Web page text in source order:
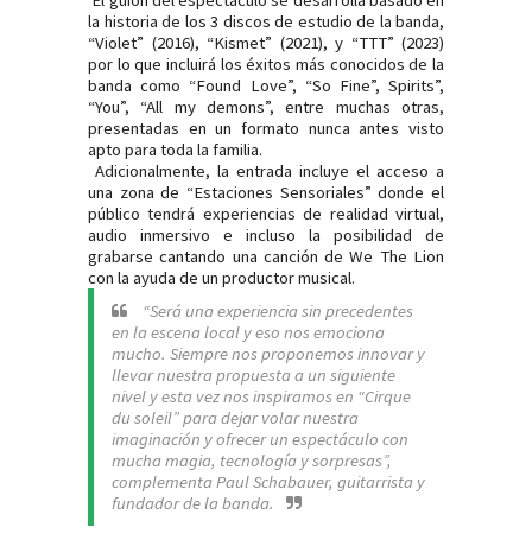
la historia de los 3 discos de estudio de la banda,
“Violet” (2016), “Kismet” (2021), y “TTT” (2023)
por lo que incluirá los éxitos más conocidos de la
banda como “Found Love”, “So Fine”, Spirits”,
“You”, “All my demons”, entre muchas otras,
presentadas en un formato nunca antes visto
apto para toda la familia.
Adicionalmente, la entrada incluye el acceso a
una zona de “Estaciones Sensoriales” donde el
público tendrá experiencias de realidad virtual,
audio inmersivo e incluso la posibilidad de
grabarse cantando una canción de We The Lion
con la ayuda de un productor musical.
“Será una experiencia sin precedentes
en la escena local y eso nos emociona
mucho. Siempre nos proponemos innovar y
llevar nuestra propuesta a un siguiente
nivel y esta vez nos inspiramos en “Cirque
du soleil” para dejar volar nuestra
imaginación y ofrecer un espectáculo con
mucha magia, tecnología y sorpresas”,
complementa Paul Schabauer, guitarrista y
fundador de la banda.